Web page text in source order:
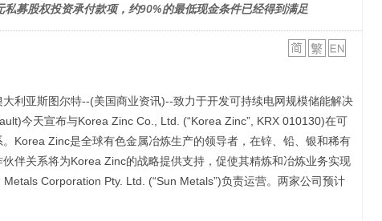
募股权投资承付款项，约90%的最低现金条件已经得到满足
利亚斯图尔特--(美国商业资讯)--致力于开发可持续电网规模储能解决
今天宣布与Korea Zinc Co., Ltd. (“Korea Zinc”, KRX 010130)在可
Korea Zinc是全球有色金属冶炼生产的领导者，在锌、铅、银和稀有
伴关系将为Korea Zinc的战略提供支持，促使其精炼和冶炼业务实现
Corporation Pty. Ltd. (“Sun Metals”)负责运营。两家公司预计